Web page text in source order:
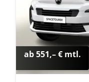
ab 551,– € mtl.